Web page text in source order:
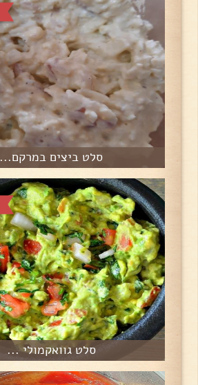
סלט ביצים במרקם...
סלט גוואקמולי ...